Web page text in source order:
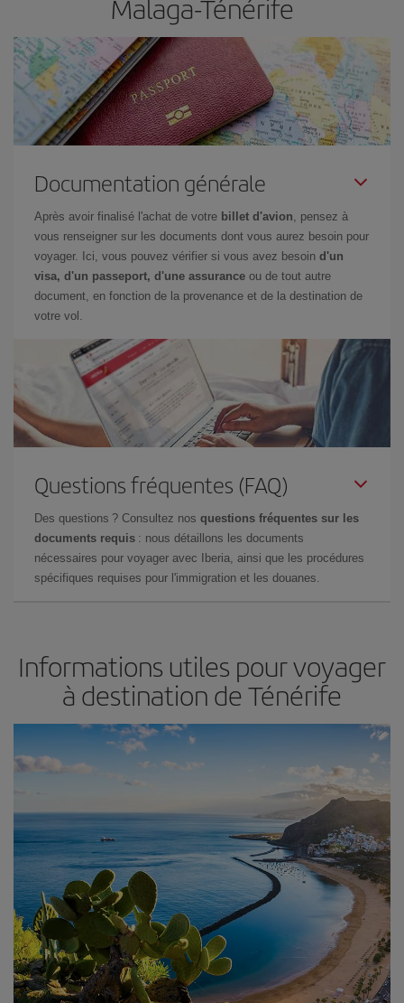
Malaga-Ténérife
Documentation générale
Après avoir finalisé l'achat de votre billet d'avion, pensez à
vous renseigner sur les documents dont vous aurez besoin pour
voyager. Ici, vous pouvez vérifier si vous avez besoin d'un
visa, d'un passeport, d'une assurance ou de tout autre
document, en fonction de la provenance et de la destination de
votre vol.
Questions fréquentes (FAQ)
Des questions ? Consultez nos questions fréquentes sur les
documents requis : nous détaillons les documents
nécessaires pour voyager avec Iberia, ainsi que les procédures
spécifiques requises pour l'immigration et les douanes.
Informations utiles pour voyager
à destination de Ténérife